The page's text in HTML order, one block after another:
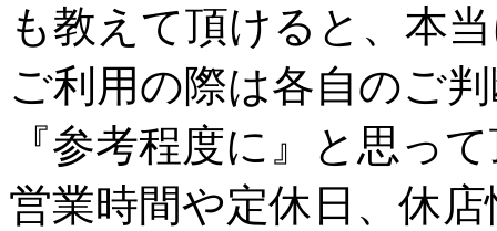
も教えて頂けると、本
ご利用の際は各自のご
『参考程度に』と思っ
営業時間や定休日、休